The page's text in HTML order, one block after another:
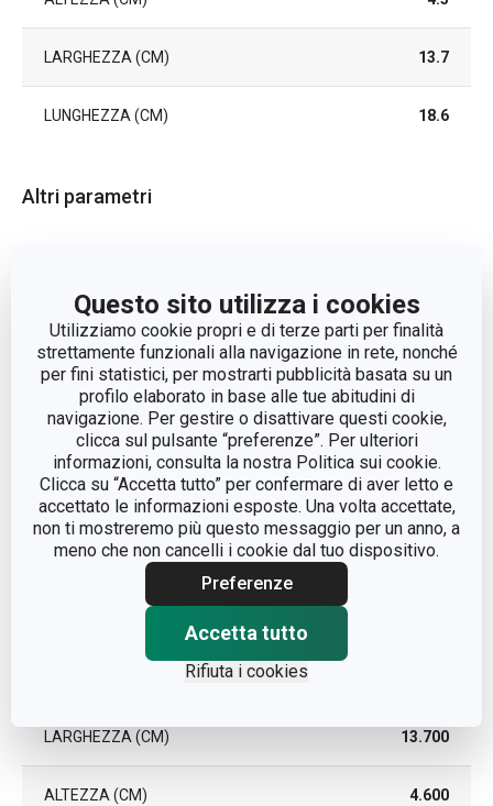
Questo sito utilizza i cookies
Utilizziamo cookie propri e di terze parti per finalità
strettamente funzionali alla navigazione in rete, nonché
per fini statistici, per mostrarti pubblicità basata su un
profilo elaborato in base alle tue abitudini di
navigazione. Per gestire o disattivare questi cookie,
clicca sul pulsante “preferenze”. Per ulteriori
informazioni, consulta la nostra Politica sui cookie.
Clicca su “Accetta tutto” per confermare di aver letto e
accettato le informazioni esposte. Una volta accettate,
non ti mostreremo più questo messaggio per un anno, a
meno che non cancelli i cookie dal tuo dispositivo.
Preferenze
Accetta tutto
Rifiuta i cookies
LARGHEZZA (CM) 13.7
LUNGHEZZA (CM) 18.6
Altri parametri
LINEA DI PRODOTTO PURO
MATERIALE plastica
LAVAGGIO IN
LAVASTOVIGLIE
Sì
EAN 8592973125153
DURATA DELLA GARANZIA
LARGHEZZA (CM) 13.700
ALTEZZA (CM) 4.600